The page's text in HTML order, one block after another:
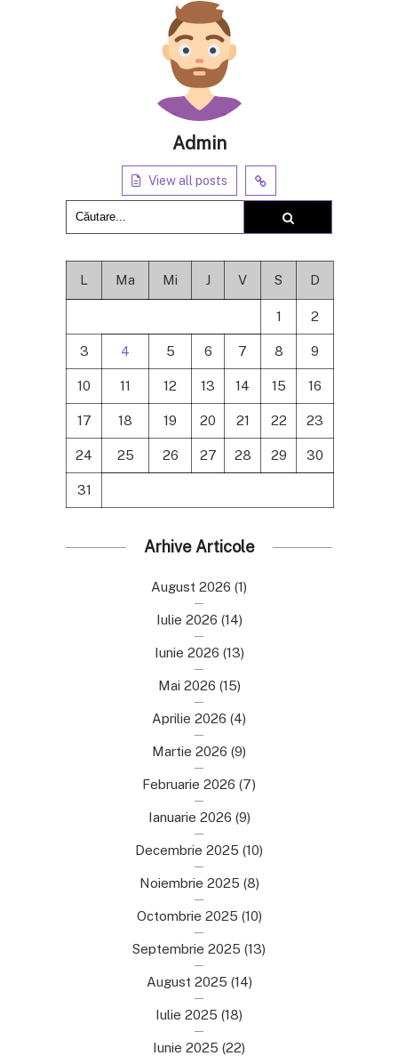
Admin
View all posts
L Ma Mi J V S D
1 2
3 4 5 6 7 8 9
10 11 12 13 14 15 16
17 18 19 20 21 22 23
24 25 26 27 28 29 30
31
Arhive Articole
August 2026 (1)
Iulie 2026 (14)
Iunie 2026 (13)
Mai 2026 (15)
Aprilie 2026 (4)
Martie 2026 (9)
Februarie 2026 (7)
Ianuarie 2026 (9)
Decembrie 2025 (10)
Noiembrie 2025 (8)
Octombrie 2025 (10)
Septembrie 2025 (13)
August 2025 (14)
Iulie 2025 (18)
Iunie 2025 (22)